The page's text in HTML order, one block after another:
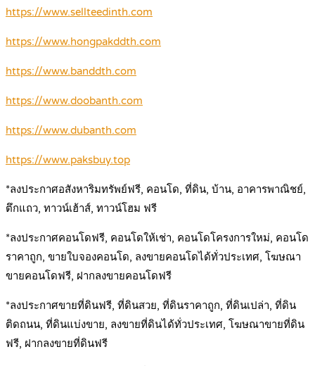
https://www.sellteedinth.com
https://www.hongpakddth.com
https://www.banddth.com
https://www.doobanth.com
https://www.dubanth.com
https://www.paksbuy.top
*ลงประกาศอสังหาริมทรัพย์ฟรี, คอนโด, ที่ดิน, บ้าน, อาคารพาณิชย์,
ตึกแถว, ทาวน์เฮ้าส์, ทาวน์โฮม ฟรี
*ลงประกาศคอนโดฟรี, คอนโดให้เช่า, คอนโดโครงการใหม่, คอนโด
ราคาถูก, ขายใบจองคอนโด, ลงขายคอนโดได้ทั่วประเทศ, โฆษณา
ขายคอนโดฟรี, ฝากลงขายคอนโดฟรี
*ลงประกาศขายที่ดินฟรี, ที่ดินสวย, ที่ดินราคาถูก, ที่ดินเปล่า, ที่ดิน
ติดถนน, ที่ดินแบ่งขาย, ลงขายที่ดินได้ทั่วประเทศ, โฆษณาขายที่ดิน
ฟรี, ฝากลงขายที่ดินฟรี